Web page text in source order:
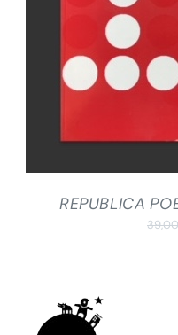
REPUBLICA